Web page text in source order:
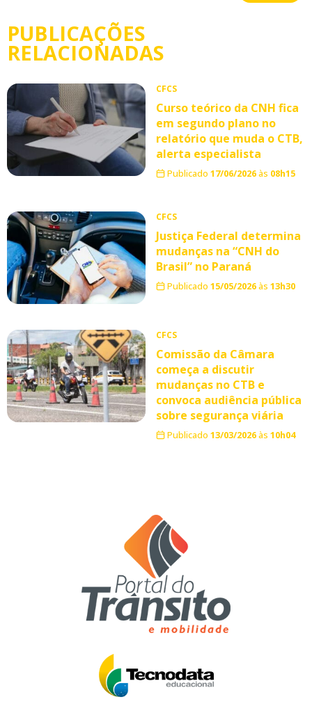
PUBLICAÇÕES
RELACIONADAS
CFCS
Curso teórico da CNH fica
em segundo plano no
relatório que muda o CTB,
alerta especialista
Publicado 17/06/2026às 08h15
CFCS
Justiça Federal determina
mudanças na “CNH do
Brasil” no Paraná
Publicado 15/05/2026às 13h30
CFCS
Comissão da Câmara
começa a discutir
mudanças no CTB e
convoca audiência pública
sobre segurança viária
Publicado 13/03/2026às 10h04